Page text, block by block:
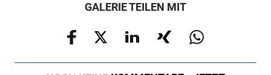
GALERIE TEILEN MIT